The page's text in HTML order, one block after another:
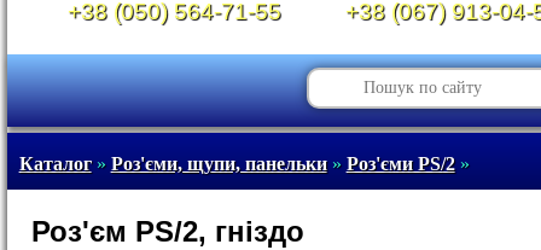
+38 (050) 564-71-55 +38 (067) 913-04-
Каталог» Роз'єми, щупи, панельки» Роз'єми PS/2»
Роз'єм PS/2, гніздо